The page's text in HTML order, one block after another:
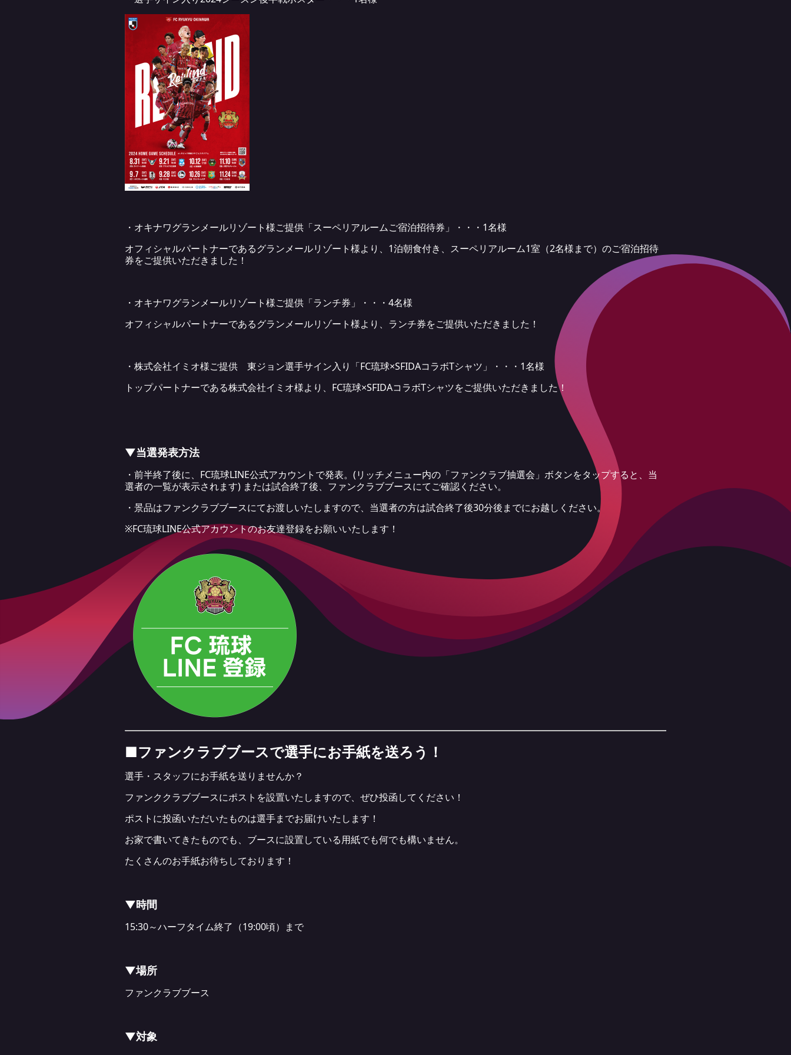
・オキナワグランメールリゾート様ご提供「スーペリアルームご宿泊招待券」・・・1名様
オフィシャルパートナーであるグランメールリゾート様より、1泊朝食付き、スーペリアルーム1室（2名様まで）のご宿泊招待
券をご提供いただきました！
・オキナワグランメールリゾート様ご提供「ランチ券」・・・4名様
オフィシャルパートナーであるグランメールリゾート様より、ランチ券をご提供いただきました！
・株式会社イミオ様ご提供 東ジョン選手サイン入り「FC琉球×SFIDAコラボTシャツ」・・・1名様
トップパートナーである株式会社イミオ様より、FC琉球×SFIDAコラボTシャツをご提供いただきました！
▼当選発表方法
・前半終了後に、FC琉球LINE公式アカウントで発表。(リッチメニュー内の「ファンクラブ抽選会」ボタンをタップすると、当
選者の一覧が表示されます) または試合終了後、ファンクラブブースにてご確認ください。
・景品はファンクラブブースにてお渡しいたしますので、当選者の方は試合終了後30分後までにお越しください。
※FC琉球LINE公式アカウントのお友達登録をお願いいたします！
■ファンクラブブースで選手にお手紙を送ろう！
選手・スタッフにお手紙を送りませんか？
ファンククラブブースにポストを設置いたしますので、ぜひ投函してください！
ポストに投函いただいたものは選手までお届けいたします！
お家で書いてきたものでも、ブースに設置している用紙でも何でも構いません。
たくさんのお手紙お待ちしております！
▼時間
15:30～ハーフタイム終了（19:00頃）まで
▼場所
ファンクラブブース
▼対象